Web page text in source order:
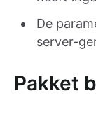
De
server-
Pakket